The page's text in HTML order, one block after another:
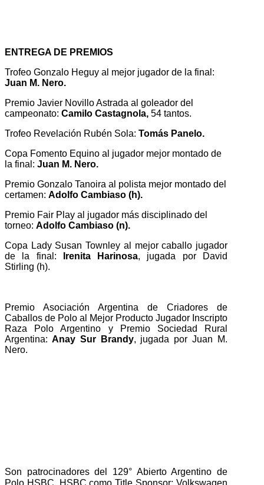
ENTREGA DE PREMIOS
Trofeo Gonzalo Heguy al mejor jugador de la final:
Juan M. Nero.
Premio Javier Novillo Astrada al goleador del
campeonato: Camilo Castagnola, 54 tantos.
Trofeo Revelación Rubén Sola: Tomás Panelo.
Copa Fomento Equino al jugador mejor montado de
la final: Juan M. Nero.
Premio Gonzalo Tanoira al polista mejor montado del
certamen: Adolfo Cambiaso (h).
Premio Fair Play al jugador más disciplinado del
torneo: Adolfo Cambiaso (n).
Copa Lady Susan Townley al mejor caballo jugador
de la final:
Irenita Harinosa, jugada por David
Stirling (h).
Premio Asociación Argentina de Criadores de
Caballos de Polo al Mejor Producto Jugador Inscripto
Raza Polo Argentino y Premio Sociedad Rural
Argentina: Anay Sur Brandy, jugada por Juan M.
Nero.
Son patrocinadores del 129° Abierto Argentino de
Polo HSBC, HSBC como Title Sponsor; Volkswagen